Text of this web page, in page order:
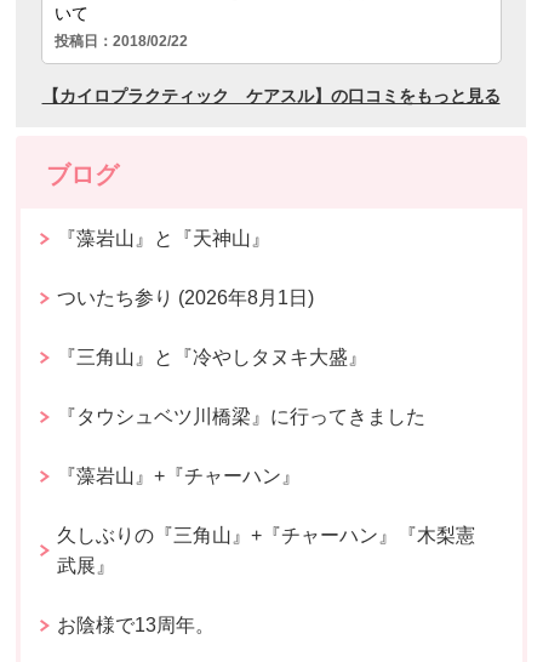
ブログ
『藻岩山』と『天神山』
ついたち参り (2026年8月1日)
『三角山』と『冷やしタヌキ大盛』
『タウシュベツ川橋梁』に行ってきました
『藻岩山』+『チャーハン』
久しぶりの『三角山』+『チャーハン』『木梨憲
武展』
お陰様で13周年。